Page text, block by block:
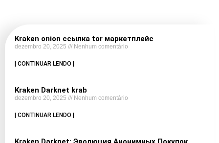
Kraken onion ссылка tor маркетплейс
dezembro 20, 2025 Nenhum comentário
| CONTINUAR LENDO |
Kraken Darknet krab
dezembro 20, 2025 Nenhum comentário
| CONTINUAR LENDO |